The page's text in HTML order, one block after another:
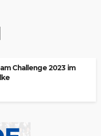
Challenge 2023 im